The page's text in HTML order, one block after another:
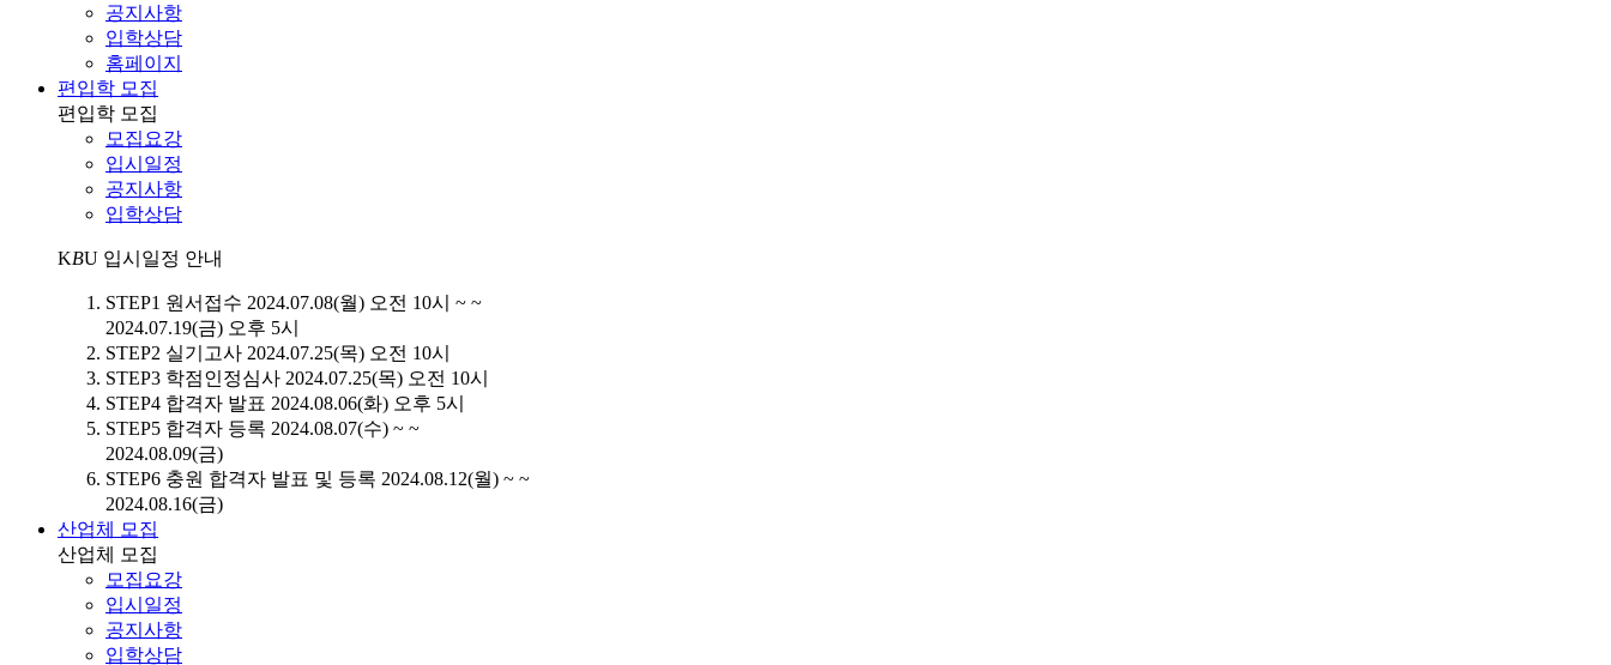
공지사항
입학상담
홈페이지
편입학 모집
편입학 모집
모집요강
입시일정
공지사항
입학상담
KBU 입시일정 안내
STEP1 원서접수 2024.07.08(월) 오전 10시 ~ ~
2024.07.19(금) 오후 5시
STEP2 실기고사 2024.07.25(목) 오전 10시
STEP3 학점인정심사 2024.07.25(목) 오전 10시
STEP4 합격자 발표 2024.08.06(화) 오후 5시
STEP5 합격자 등록 2024.08.07(수) ~ ~
2024.08.09(금)
STEP6 충원 합격자 발표 및 등록 2024.08.12(월) ~ ~
2024.08.16(금)
산업체 모집
산업체 모집
모집요강
입시일정
공지사항
입학상담